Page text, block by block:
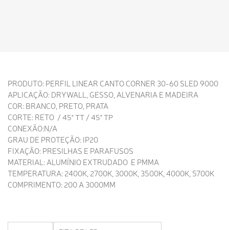
PRODUTO: PERFIL LINEAR CANTO CORNER 30-60 SLED 9000
APLICAÇÃO: DRYWALL, GESSO, ALVENARIA E MADEIRA
COR: BRANCO, PRETO, PRATA
CORTE: RETO / 45° TT / 45° TP
CONEXÃO:N/A
GRAU DE PROTEÇÃO: IP20
FIXAÇÃO: PRESILHAS E PARAFUSOS
MATERIAL: ALUMÍNIO EXTRUDADO E PMMA
TEMPERATURA: 2400K, 2700K, 3000K, 3500K, 4000K, 5700K
COMPRIMENTO: 200 A 3000MM